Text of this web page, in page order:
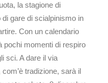
la stagione di
di gare di scialpinismo in
Con un calendario
pochi momenti di respiro
sci. A dare il via
tradizione, sarà il